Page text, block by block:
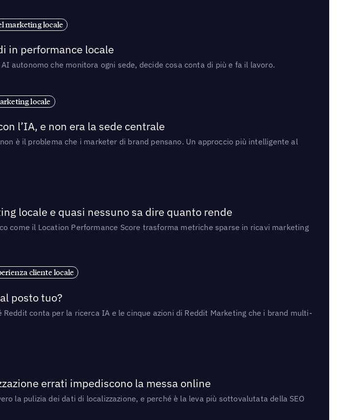
marketing locale
in performance locale
autonomo che monitora ogni sede, decide cosa conta di più e fa il lavoro.
locale
l’IA, e non era la sede centrale
è il problema che i marketer di brand pensano. Un approccio più intelligente al
locale e quasi nessuno sa dire quanto rende
come il Location Performance Score trasforma metriche sparse in ricavi marketing
cliente locale
posto tuo?
conta per la ricerca IA e le cinque azioni di Reddit Marketing che i brand multi-
errati impediscono la messa online
la pulizia dei dati di localizzazione, e perché è la leva più sottovalutata della SEO